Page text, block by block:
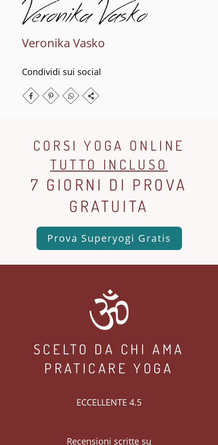
Veronika Vasko
Condividi sui social
CORSI YOGA ONLINE
TUTTO INCLUSO
7 GIORNI DI PROVA
GRATUITA
Prova Superyogi Gratis
SCELTO DA CHI AMA
PRATICARE YOGA
ECCELLENTE 4.5
Recensioni scritte su